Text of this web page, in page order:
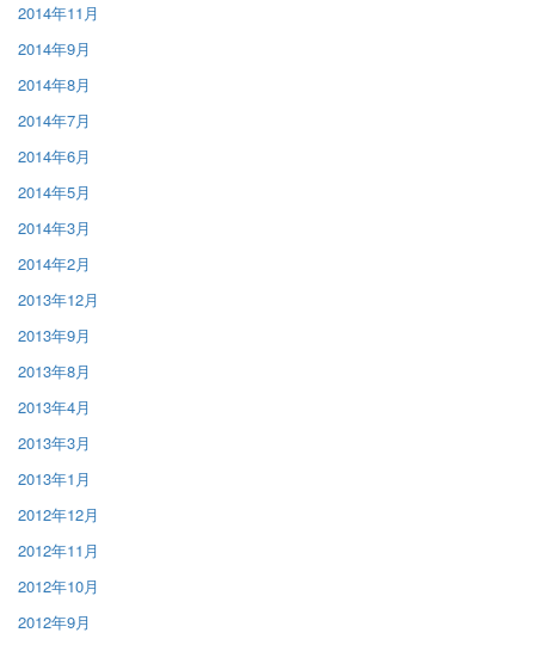
2014年11月
2014年9月
2014年8月
2014年7月
2014年6月
2014年5月
2014年3月
2014年2月
2013年12月
2013年9月
2013年8月
2013年4月
2013年3月
2013年1月
2012年12月
2012年11月
2012年10月
2012年9月